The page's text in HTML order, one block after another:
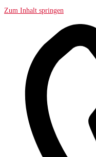
Zum Inhalt springen